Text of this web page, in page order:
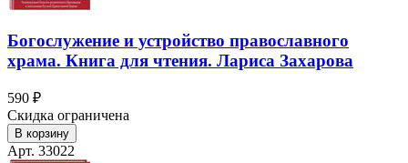
Богослужение и устройство православного
храма. Книга для чтения. Лариса Захарова
590 ₽
Скидка ограничена
В корзину
Арт. 33022